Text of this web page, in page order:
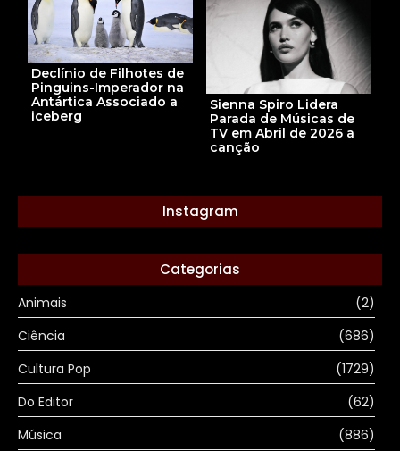
Declínio de Filhotes de
Pinguins-Imperador na
Antártica Associado a
iceberg
Sienna Spiro Lidera
Parada de Músicas de
TV em Abril de 2026 a
canção
Instagram
Categorias
Animais
(2)
Ciência
(686)
Cultura Pop
(1729)
Do Editor
(62)
Música
(886)